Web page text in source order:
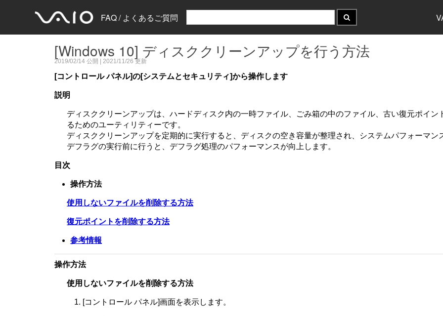
FAQ / よくあるご質問
[Windows 10] ディスククリーンアップを行う方法
2019/02/14 公開 | 2021/11/26 更新
[コントロール パネル]の[システムとセキュリティ]から操作します
説明
ディスククリーンアップは、ハードディスク内の一時ファイル、ごみ箱の中のファイル、古い復元ポイ
るためのユーティリティーです。
ディスククリーンアップを定期的に実行すると、ディスクの空き容量が整理され、システムパフォーマン
デフラグの実行前に行うと、デフラグ処理のパフォーマンスが向上します。
目次
操作方法
使用しないファイルを削除する方法
復元ポイントを削除する方法
参考情報
操作方法
使用しないファイルを削除する方法
[コントロール パネル]画面を表示します。